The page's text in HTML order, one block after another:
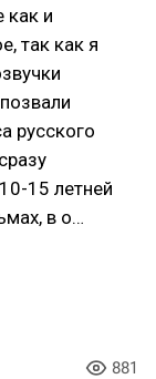
как и
так как я
русского
15 летней
в о…
881